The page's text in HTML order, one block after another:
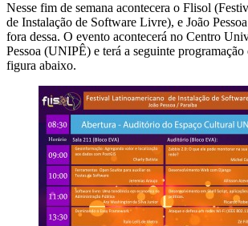
Nesse fim de semana acontecera o Flisol
de Instalação de Software Livre), e João
fora dessa. O evento acontecerá no Centro
Pessoa (UNIPÊ) e terá a seguinte programação
figura abaixo.